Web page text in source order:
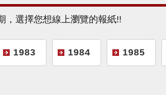
，選擇您想線上瀏覽的報紙!!
1983 1984 1985